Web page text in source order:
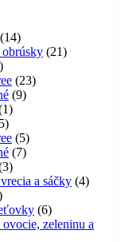
1414
produktov
obrúsky 2121
2323
99
11
produkt
15
produktov
55
produktov
77
33
produktya sáčky 44
66
produktov
zeleninu a